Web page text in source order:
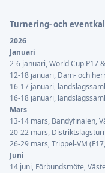
Turnering- och
2026
Januari
2-6 januari, World Cup P17
12-18 januari, Dam- och
16-17 januari,
16-18 januari,
Mars
13-14 mars, Bandyfinalen,
20-22 mars,
26-29 mars, Trippel-VM
Juni
14 juni, Förbundsmöte,